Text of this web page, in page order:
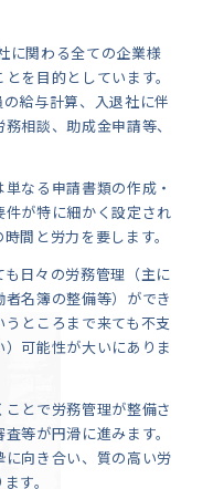
に関わる全ての企業様
を目的としています。
給与計算、入退社に伴
相談、助成金申請等、
なる申請書類の作成・
が特に細かく設定され
間と労力を要します。
日々の労務管理（主に
名簿の整備等）ができ
ところまで来ても不支
可能性が大いにありま
とで労務管理が整備さ
等が円滑に進みます。
向き合い、質の高い労
す。